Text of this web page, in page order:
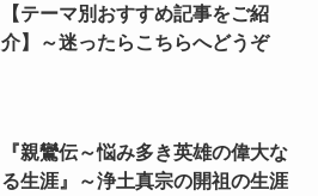
【テーマ別おすすめ記事をご紹
介】～迷ったらこちらへどうぞ
『親鸞伝～悩み多き英雄の偉大な
る生涯』～浄土真宗の開祖の生涯